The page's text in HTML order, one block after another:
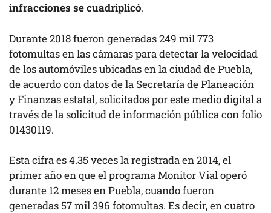
infracciones se cuadriplicó.
Durante 2018 fueron generadas 249 mil 773
fotomultas en las cámaras para detectar la velocidad
de los automóviles ubicadas en la ciudad de Puebla,
de acuerdo con datos de la Secretaría de Planeación
y Finanzas estatal, solicitados por este medio digital a
través de la solicitud de información pública con folio
01430119.
Esta cifra es 4.35 veces la registrada en 2014, el
primer año en que el programa Monitor Vial operó
durante 12 meses en Puebla, cuando fueron
generadas 57 mil 396 fotomultas. Es decir, en cuatro